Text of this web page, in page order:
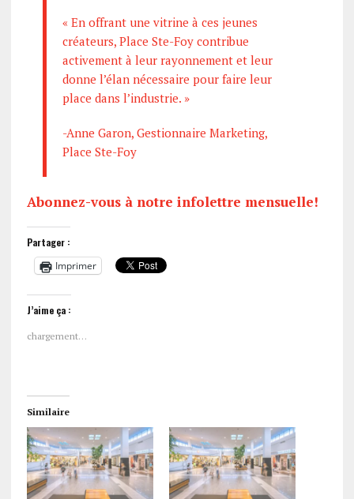
« En offrant une vitrine à ces jeunes
créateurs, Place Ste-Foy contribue
activement à leur rayonnement et leur
donne l’élan nécessaire pour faire leur
place dans l’industrie. »
-Anne Garon, Gestionnaire Marketing,
Place Ste-Foy
Abonnez-vous à notre infolettre mensuelle!
Partager :
Imprimer
J’aime ça :
chargement…
Similaire